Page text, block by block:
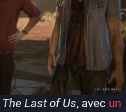
The Last of Us, avec un